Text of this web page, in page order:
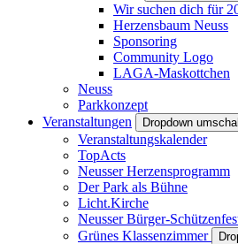
Wir suchen dich für
Herzensbaum Neuss
Sponsoring
Community Logo
LAGA-Maskottchen
Neuss
Parkkonzept
Veranstaltungen
Dropdown
Veranstaltungskalender
TopActs
Neusser Herzensprogramm
Der Park als Bühne
Licht.Kirche
Neusser Bürger-
Grünes Klassenzimmer